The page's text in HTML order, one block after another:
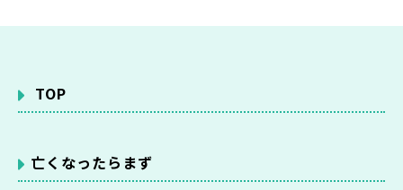
TOP
亡くなったらまず